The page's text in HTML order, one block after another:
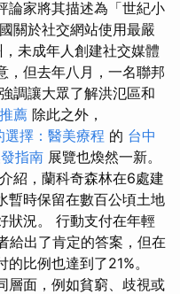
家將其描述為「世紀小
關於社交網站使用最嚴
未成年人創建社交媒體
，但去年八月，一名聯邦
調讓大眾了解洪氾區和
薦 除此之外，
擇：醫美療程 的 台中
指南 展覽也煥然一新。
紹，蘭科奇森林在6處建
暫時保留在數百公頃土地
狀況。 行動支付在年輕
給出了肯定的答案，但在
比例也達到了21%。
層面，例如貧窮、歧視或